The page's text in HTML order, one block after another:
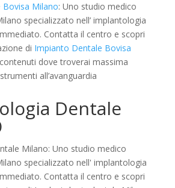
Milano: Uno studio medico
specializzato nell’ implantologia
Contatta il centro e scopri
di Impianto Dentale Bovisa
dove troverai massima
all’avanguardia
Dentale
Milano: Uno studio medico
specializzato nell' implantologia
Contatta il centro e scopri